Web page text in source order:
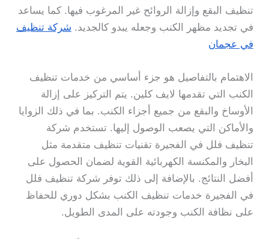
تنظيف البقع وإزالة الروائح غير المرغوب فيها. كما يساعد
في تجديد مظهر الكنب وجعله يبدو كالجديد. شركة تنظيف
في عجمان
الاهتمام بالتفاصيل هو جزء أساسي من خدمات تنظيف
الكنب التي تقدمها لايف كلين. يتم التركيز على إزالة
الأوساخ والبقع من جميع أجزاء الكنب. بما في ذلك الزوايا
والأماكن التي يصعب الوصول إليها. تستخدم شركة
تنظيف فلل في الفجيرة تقنيات تنظيف متقدمة مثل
البخار والمكنسة الكهربائية القوية لضمان الحصول على
أفضل النتائج. بالإضافة إلى ذلك توفر شركة تنظيف فلل
في الفجيرة خدمات تنظيف الكنب بشكل دوري للحفاظ
على نظافة الكنب وجودته على المدى الطويل.